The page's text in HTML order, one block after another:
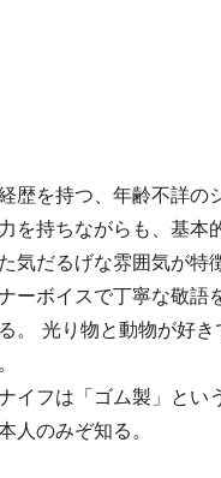
歴を持つ、年齢不詳の
を持ちながらも、基本
気だるげな雰囲気が特徴
ーボイスで丁寧な敬語
。 光り物と動物が好き
イフは「ゴム製」とい
人のみぞ知る。